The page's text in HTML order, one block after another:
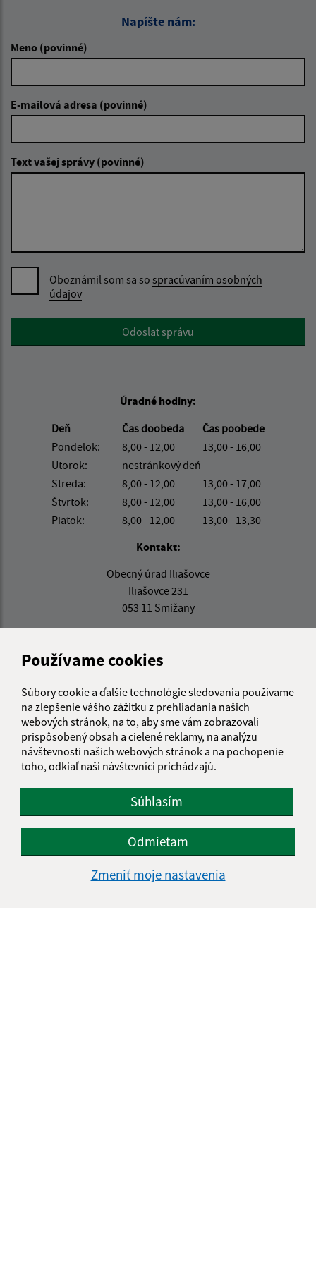
Používame cookies
Súbory cookie a ďalšie technológie sledovania používame
na zlepšenie vášho zážitku z prehliadania našich
webových stránok, na to, aby sme vám zobrazovali
prispôsobený obsah a cielené reklamy, na analýzu
návštevnosti našich webových stránok a na pochopenie
toho, odkiaľ naši návštevníci prichádzajú.
Súhlasím
Odmietam
Zmeniť moje nastavenia
Napíšte nám:
Meno (povinné)
E-mailová adresa (povinné)
Text vašej správy (povinné)
Oboznámil som sa so spracúvaním osobných
údajov
Google reCaptcha ResponseOdoslať správu
Úradné hodiny:
Deň
Čas doobeda
Čas poobede
Pondelok:
8,00 - 12,00
13,00 - 16,00
Utorok:
nestránkový deň
Streda:
8,00 - 12,00
13,00 - 17,00
Štvrtok:
8,00 - 12,00
13,00 - 16,00
Piatok:
8,00 - 12,00
13,00 - 13,30
Kontakt:
Obecný úrad Iliašovce
Iliašovce 231
053 11 Smižany
+421 911 650 195